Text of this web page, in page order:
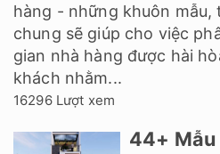
hàng - những khuôn mẫu,
chung sẽ giúp cho việc
gian nhà hàng được hài
khách nhằm...
16296 Lượt xem
44+ Mẫu